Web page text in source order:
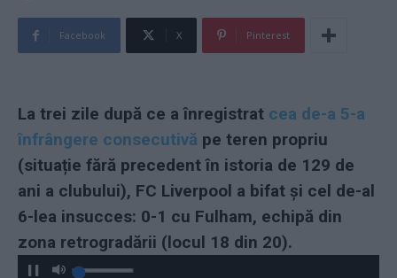
Facebook X Pinterest
La trei zile după ce a înregistrat cea de-a 5-a
înfrângere consecutivă pe teren propriu
(situație fără precedent în istoria de 129 de
ani a clubului), FC Liverpool a bifat și cel de-al
6-lea insucces: 0-1 cu Fulham, echipă din
zona retrogradării (locul 18 din 20).